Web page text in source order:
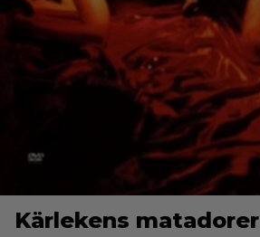
Kärlekens matadorer